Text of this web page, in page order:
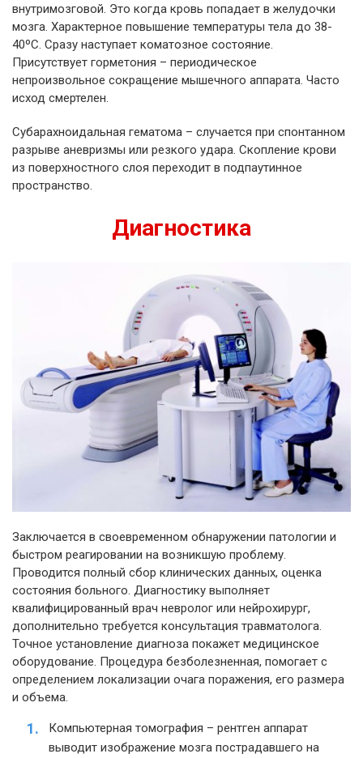
внутримозговой. Это когда кровь попадает в желудочки
мозга. Характерное повышение температуры тела до 38-
40ºС. Сразу наступает коматозное состояние.
Присутствует горметония – периодическое
непроизвольное сокращение мышечного аппарата. Часто
исход смертелен.
Субарахноидальная гематома – случается при спонтанном
разрыве аневризмы или резкого удара. Скопление крови
из поверхностного слоя переходит в подпаутинное
пространство.
Диагностика
Заключается в своевременном обнаружении патологии и
быстром реагировании на возникшую проблему.
Проводится полный сбор клинических данных, оценка
состояния больного. Диагностику выполняет
квалифицированный врач невролог или нейрохирург,
дополнительно требуется консультация травматолога.
Точное установление диагноза покажет медицинское
оборудование. Процедура безболезненная, помогает с
определением локализации очага поражения, его размера
и объема.
Компьютерная томография – рентген аппарат
выводит изображение мозга пострадавшего на